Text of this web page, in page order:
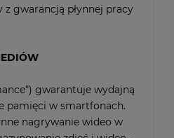
gwarancją płynnej pracy
gwarantuje wydajną
pamięci w smartfonach.
nagrywanie wideo w